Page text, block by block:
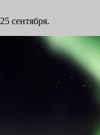
сентября.